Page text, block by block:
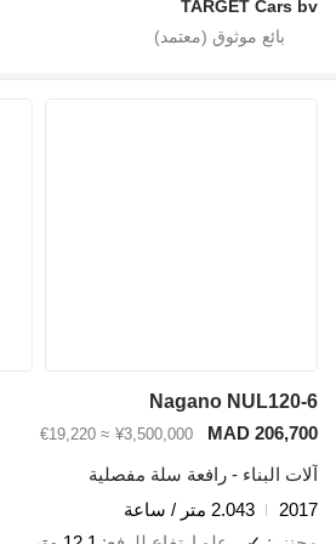
TARGET Cars bv
Nagano NUL120-6
MAD 206,700
¥3,500,000
≈ €19,220
آلات البناء - رافعة سلة مفصلية
2017
2.043 متر / ساعة